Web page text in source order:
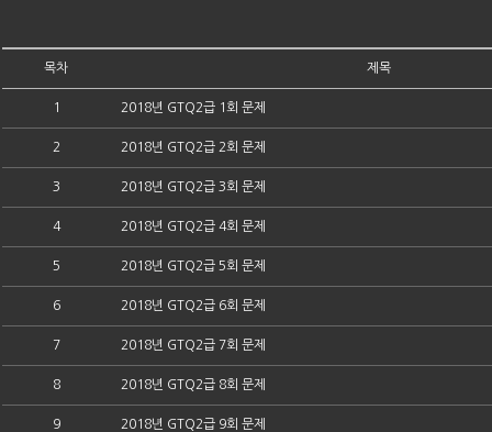
목차 제목
1 2018년 GTQ2급 1회 문제
2 2018년 GTQ2급 2회 문제
3 2018년 GTQ2급 3회 문제
4 2018년 GTQ2급 4회 문제
5 2018년 GTQ2급 5회 문제
6 2018년 GTQ2급 6회 문제
7 2018년 GTQ2급 7회 문제
8 2018년 GTQ2급 8회 문제
9 2018년 GTQ2급 9회 문제